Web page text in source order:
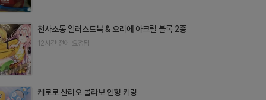
천사소동 일러스트북 & 오리에 아크릴 블록 2종
12시간 전에 요청됨
케로로 산리오 콜라보 인형 키링